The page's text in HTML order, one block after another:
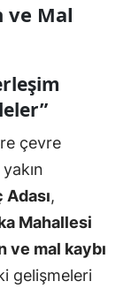
ve Mal
çevre
Adası,
Mahallesi
ve mal kaybı
gelişmeleri